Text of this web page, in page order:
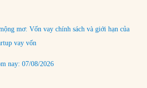
mơ: Vốn vay chính sách và giới hạn của
vay vốn
nay: 07/08/2026